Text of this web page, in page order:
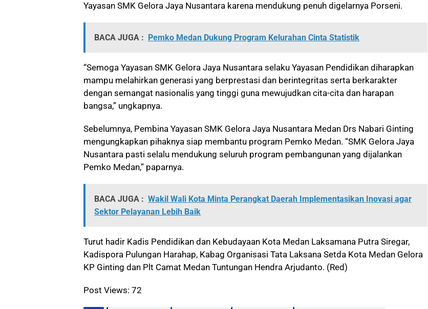
Yayasan SMK Gelora Jaya Nusantara karena mendukung penuh digelarnya Porseni.
BACA JUGA : Pemko Medan Dukung Program Kelurahan Cinta Statistik
“Semoga Yayasan SMK Gelora Jaya Nusantara selaku Yayasan Pendidikan diharapkan
mampu melahirkan generasi yang berprestasi dan berintegritas serta berkarakter
dengan semangat nasionalis yang tinggi guna mewujudkan cita-cita dan harapan
bangsa,” ungkapnya.
Sebelumnya, Pembina Yayasan SMK Gelora Jaya Nusantara Medan Drs Nabari Ginting
mengungkapkan pihaknya siap membantu program Pemko Medan. “SMK Gelora Jaya
Nusantara pasti selalu mendukung seluruh program pembangunan yang dijalankan
Pemko Medan,” paparnya.
BACA JUGA : Wakil Wali Kota Minta Perangkat Daerah Implementasikan Inovasi agar
Sektor Pelayanan Lebih Baik
Turut hadir Kadis Pendidikan dan Kebudayaan Kota Medan Laksamana Putra Siregar,
Kadispora Pulungan Harahap, Kabag Organisasi Tata Laksana Setda Kota Medan Gelora
KP Ginting dan Plt Camat Medan Tuntungan Hendra Arjudanto. (Red)
Post Views: 72